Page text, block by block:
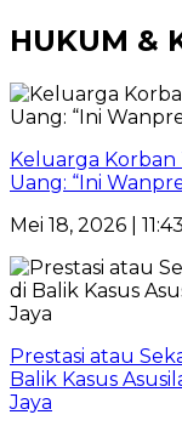
HUKUM &
Keluarga
Uang: “Ini
Mei 18, 2026 |
Prestasi atau
Balik Kasus
Jaya